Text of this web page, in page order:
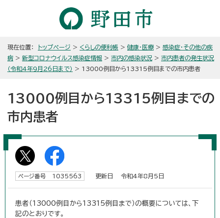
現在位置： トップページ > くらしの便利帳 > 健康・医療 > 感染症・その他の疾
病 > 新型コロナウイルス感染症情報 > 市内の感染状況 > 市内患者の発生状況
（令和4年9月26日まで） > 13000例目から13315例目までの市内患者
13000例目から13315例目までの
市内患者
ページ番号 1035563 更新日 令和4年8月5日
患者（13000例目から13315例目まで）の概要については、下
記のとおりです。